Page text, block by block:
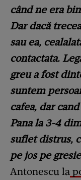
când ne era
Dar dacă
sau ea,
contactata.
greu a fost
suntem
cafea, dar
Pana la 3-4
suflet distrus,
pe jos pe
Antonescu la